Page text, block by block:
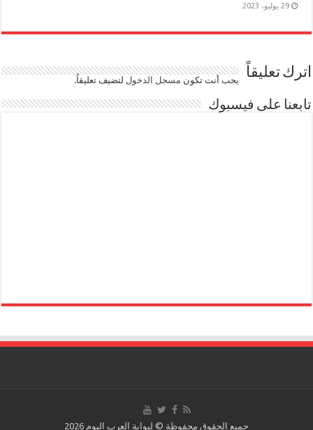
29 يوليو، 2023
اترك تعليقاً يجب أنت تكون مسجل الدخوللتضيف تعليقاً.
تابعنا على فيسبوك
جميع الحقوق محفوظة © لبوابة العرب اليوم 2026